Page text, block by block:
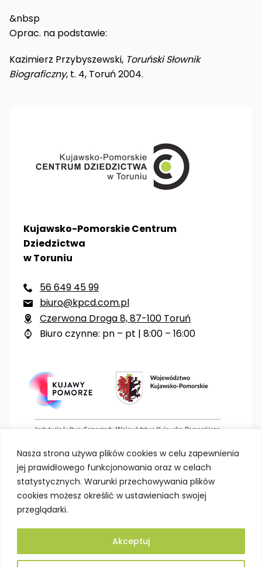
Nasza strona używa plików cookies w celu zapewnienia
jej prawidłowego funkcjonowania oraz w celach
statystycznych. Warunki przechowywania plików
cookies możesz określić w ustawieniach swojej
przeglądarki.
Akceptuj
&nbsp
Oprac. na podstawie:
Kazimierz Przybyszewski, Toruński Słownik
Biograficzny, t. 4, Toruń 2004.
Kujawsko-Pomorskie Centrum
Dziedzictwa
w Toruniu
 56 649 45 99
 biuro@kpcd.com.pl
 Czerwona Droga 8, 87-100 Toruń
 Biuro czynne: pn – pt | 8:00 – 16:00
Deklaracja dostępności Polityka prywatności